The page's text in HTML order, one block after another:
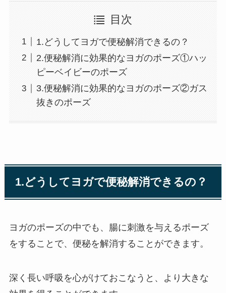
目次
1.どうしてヨガで便秘解消できるの？
2.便秘解消に効果的なヨガのポーズ①ハッ
ピーベイビーのポーズ
3.便秘解消に効果的なヨガのポーズ②ガス
抜きのポーズ
1.どうしてヨガで便秘解消できるの？
ヨガのポーズの中でも、腸に刺激を与えるポーズ
をすることで、便秘を解消することができます。
深く長い呼吸を心がけておこなうと、より大きな